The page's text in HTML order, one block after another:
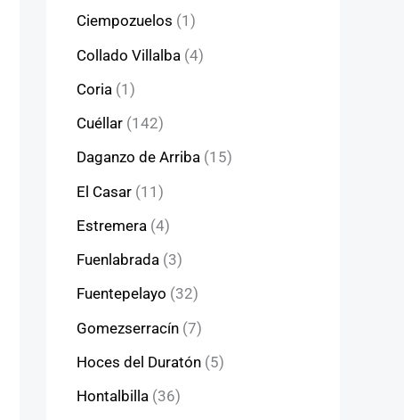
Ciempozuelos (1)
Collado Villalba (4)
Coria (1)
Cuéllar (142)
Daganzo de Arriba (15)
El Casar (11)
Estremera (4)
Fuenlabrada (3)
Fuentepelayo (32)
Gomezserracín (7)
Hoces del Duratón (5)
Hontalbilla (36)